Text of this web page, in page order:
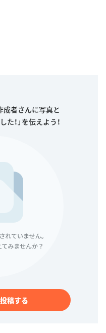
成者さんに写真と
！」を伝えよう！
稿する